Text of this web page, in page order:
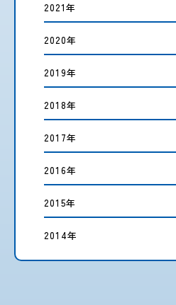
2021年
2020年
2019年
2018年
2017年
2016年
2015年
2014年